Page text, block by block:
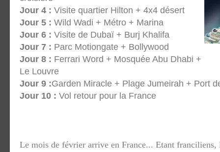
Jour 4 : Visite quartier Hilton + 4x4 désert
Jour 5 : Wild Wadi + Métro + Marina
Jour 6 : Visite de Dubaï + Burj Khalifa
Jour 7 : Parc Motiongate + Bollywood
Jour 8 : Ferrari Word + Mosquée Abu Dhabi +
Le Louvre
Jour 9 :Garden Miracle + Plage Jumeirah + Port
Jour 10 : Vol retour pour la France
Le mois de février arrive en France... Etant